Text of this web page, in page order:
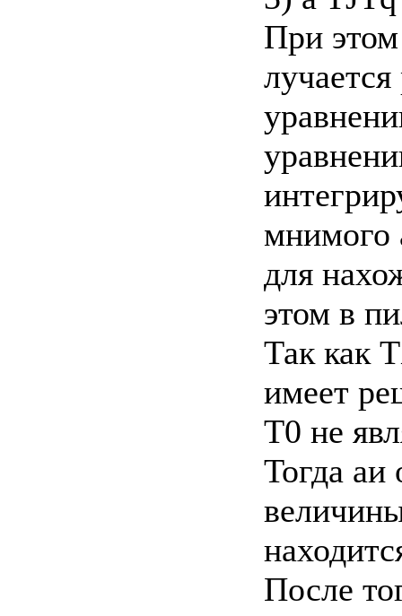
При
мнимого
для
этом в
Так как
имеет
Т0 не
Тогда аи
После